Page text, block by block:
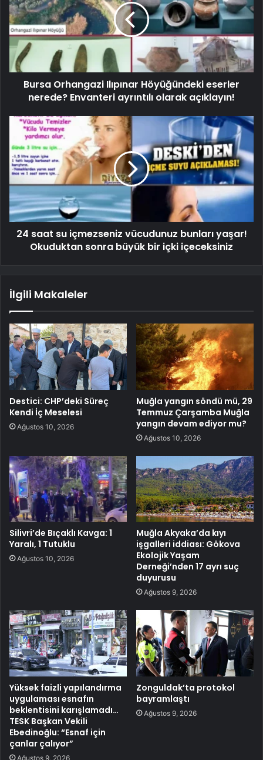
Bursa Orhangazi Ilıpınar Höyüğündeki eserler
nerede? Envanteri ayrıntılı olarak açıklayın!
24 saat su içmezseniz vücudunuz bunları yaşar!
Okuduktan sonra büyük bir içki içeceksiniz
İlgili Makaleler
Destici: CHP’deki Süreç
Kendi İç Meselesi
Ağustos 10, 2026
Muğla yangın söndü mü, 29
Temmuz Çarşamba Muğla
yangın devam ediyor mu?
Ağustos 10, 2026
Silivri’de Bıçaklı Kavga: 1
Yaralı, 1 Tutuklu
Ağustos 10, 2026
Muğla Akyaka’da kıyı
işgalleri iddiası: Gökova
Ekolojik Yaşam
Derneği’nden 17 ayrı suç
duyurusu
Ağustos 9, 2026
Yüksek faizli yapılandırma
uygulaması esnafın
beklentisini karışlamadı…
TESK Başkan Vekili
Ebedinoğlu: “Esnaf için
çanlar çalıyor”
Ağustos 9, 2026
Zonguldak’ta protokol
bayramlaştı
Ağustos 9, 2026